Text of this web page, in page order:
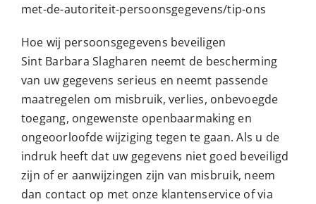
met-de-autoriteit-persoonsgegevens/tip-ons
Hoe wij persoonsgegevens beveiligen
Sint Barbara Slagharen neemt de bescherming
van uw gegevens serieus en neemt passende
maatregelen om misbruik, verlies, onbevoegde
toegang, ongewenste openbaarmaking en
ongeoorloofde wijziging tegen te gaan. Als u de
indruk heeft dat uw gegevens niet goed beveiligd
zijn of er aanwijzingen zijn van misbruik, neem
dan contact op met onze klantenservice of via